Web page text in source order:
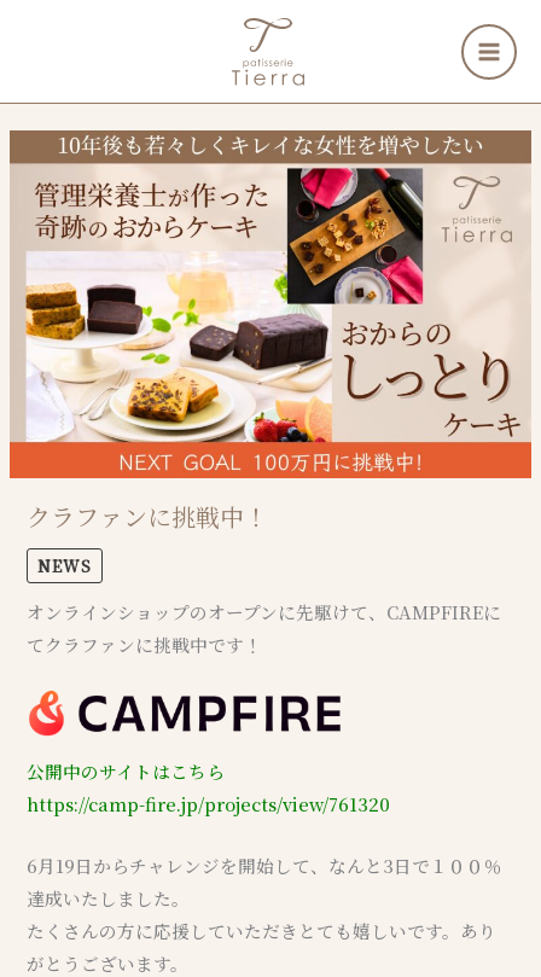
クラファンに挑戦中！
NEWS
オンラインショップのオープンに先駆けて、CAMPFIREに
てクラファンに挑戦中です！
公開中のサイトはこちら
https://camp-fire.jp/projects/view/761320
6月19日からチャレンジを開始して、なんと3日で１００％
達成いたしました。
たくさんの方に応援していただきとても嬉しいです。あり
がとうございます。